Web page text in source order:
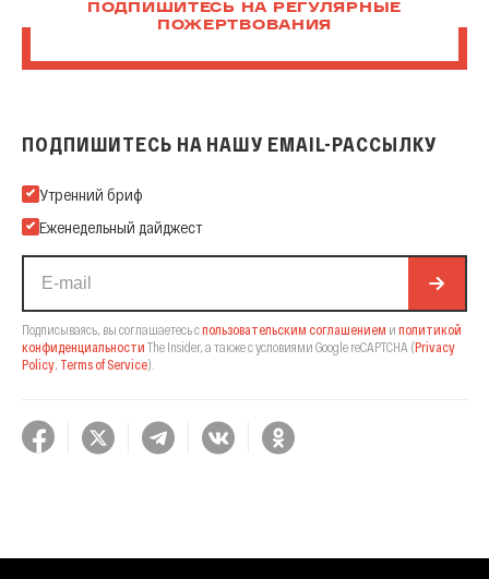
ПОДПИШИТЕСЬ НА РЕГУЛЯРНЫЕ
ПОЖЕРТВОВАНИЯ
ПОДПИШИТЕСЬ НА НАШУ EMAIL-РАССЫЛКУ
Подпишитесь на нашу Email-рассылку
Утренний бриф
Еженедельный дайджест
Подписываясь, вы соглашаетесь спользовательским соглашением и политикой
конфиденциальности The Insider, а также с условиями Google reCAPTCHA (Privacy
Policy Terms of Service).